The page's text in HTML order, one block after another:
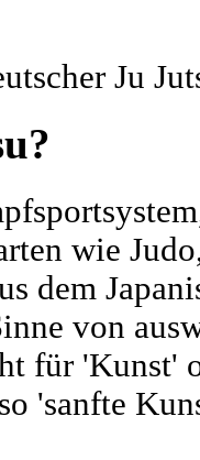
wie
dem
von
für
'sanfte